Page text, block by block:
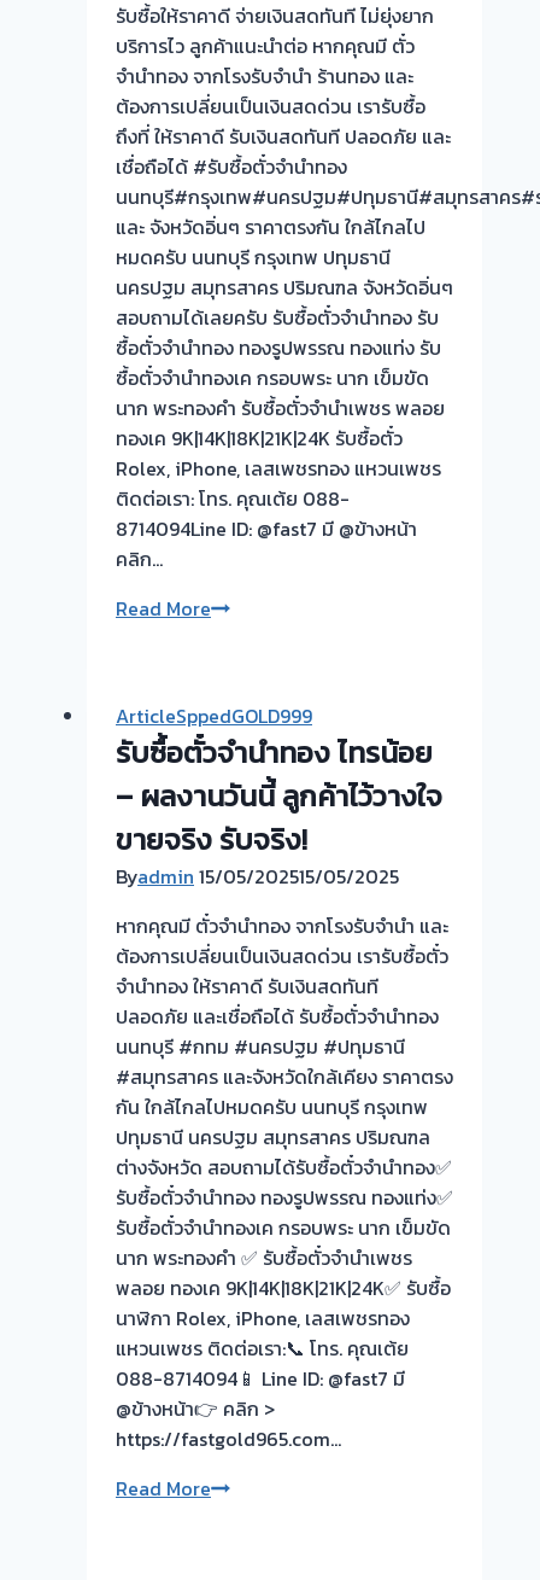
จบ
หน้า
งาน
ไว
📌
ผล
งาน
วัน
นี้
>
รับ
ซื้อ
ตั๋ว
จำนำ
ทอง-
เมือง
นนท์
ท่าน้ำ
นนทบุรี
รับซื้อให้ราคาดี จ่ายเงินสดทันที ไม่ยุ่งยาก
บริการไว ลูกค้าแนะนำต่อ หากคุณมี ตั๋ว
จำนำทอง จากโรงรับจำนำ ร้านทอง และ
ต้องการเปลี่ยนเป็นเงินสดด่วน เรารับซื้อ
ถึงที่ ให้ราคาดี รับเงินสดทันที ปลอดภัย และ
เชื่อถือได้ #รับซื้อตั๋วจำนำทอง
นนทบุรี#กรุงเทพ#นครปฐม#ปทุมธานี#สมุทรสาคร#
และ จังหวัดอิ่นๆ ราคาตรงกัน ใกล้ไกลไป
หมดครับ นนทบุรี กรุงเทพ ปทุมธานี
นครปฐม สมุทรสาคร ปริมณฑล จังหวัดอิ่นๆ
สอบถามได้เลยครับ รับซื้อตั๋วจำนำทอง รับ
ซื้อตั๋วจำนำทอง ทองรูปพรรณ ทองแท่ง รับ
ซื้อตั๋วจำนำทองเค กรอบพระ นาก เข็มขัด
นาก พระทองคำ รับซื้อตั๋วจำนำเพชร พลอย
ทองเค 9K|14K|18K|21K|24K รับซื้อตั๋ว
Rolex, iPhone, เลสเพชรทอง แหวนเพชร
ติดต่อเรา: โทร. คุณเต้ย 088-
8714094Line ID: @fast7 มี @ข้างหน้า
คลิก…
Read Moreรับ
ทอง
ยินดี
บริการ
💰
รับ
ไถ่ถอน
โรง
จำนำ
ร้าน
ทอง
ประเมิน
หน้า
ตั๋ว
ฟรี
จ่าย
สด
ทันที
ไม่
ต้อง
รอ
จบไว
📌
ผล
งาน
วัน
ArticleSppedGOLD999
รับซื้อตั๋วจำนำทอง ไทรน้อย
– ผลงานวันนี้ ลูกค้าไว้วางใจ
ขายจริง รับจริง!
Byadmin 15/05/202515/05/2025
หากคุณมี ตั๋วจำนำทอง จากโรงรับจำนำ และ
ต้องการเปลี่ยนเป็นเงินสดด่วน เรารับซื้อตั๋ว
จำนำทอง ให้ราคาดี รับเงินสดทันที
ปลอดภัย และเชื่อถือได้ รับซื้อตั๋วจำนำทอง
นนทบุรี #กทม #นครปฐม #ปทุมธานี
#สมุทรสาคร และจังหวัดใกล้เคียง ราคาตรง
กัน ใกล้ไกลไปหมดครับ นนทบุรี กรุงเทพ
ปทุมธานี นครปฐม สมุทรสาคร ปริมณฑล
ต่างจังหวัด สอบถามได้รับซื้อตั๋วจำนำทอง✅
รับซื้อตั๋วจำนำทอง ทองรูปพรรณ ทองแท่ง✅
รับซื้อตั๋วจำนำทองเค กรอบพระ นาก เข็มขัด
นาก พระทองคำ ✅ รับซื้อตั๋วจำนำเพชร
พลอย ทองเค 9K|14K|18K|21K|24K✅ รับซื้อ
นาฬิกา Rolex, iPhone, เลสเพชรทอง
แหวนเพชร ติดต่อเรา:📞 โทร. คุณเต้ย
088-8714094📱 Line ID: @fast7 มี
@ข้างหน้า👉 คลิก >
https://fastgold965.com…
Read Moreรับ